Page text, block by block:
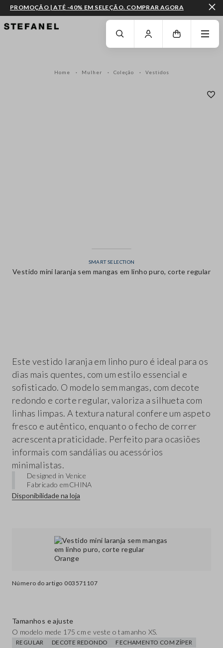
IR PARA O CONTEÚDO PRINCIPAL DESÇA ATÉ AO FIM DA PÁGINA
PROMOÇÃO | ATÉ -40% EM SELEÇÃO. COMPRAR AGORA
Home Mulher Coleção Vestidos
SMART SELECTION
Vestido mini laranja sem mangas em linho puro, corte regular
Número do artigo 003571107
Este vestido laranja em linho puro é ideal para os
dias mais quentes, com um estilo essencial e
sofisticado. O modelo sem mangas, com decote
redondo e corte regular, valoriza a silhueta com
linhas limpas. A textura natural confere um aspeto
fresco e autêntico, enquanto o fecho de correr
acrescenta praticidade. Perfeito para ocasiões
informais com sandálias ou acessórios
minimalistas.
Designed in Venice
Fabricado emCHINA
Disponibilidade na loja
Tamanhos e ajuste
O modelo mede 175 cm e veste o tamanho XS.
REGULAR DECOTE REDONDO
FECHAMENTO COM ZÍPER